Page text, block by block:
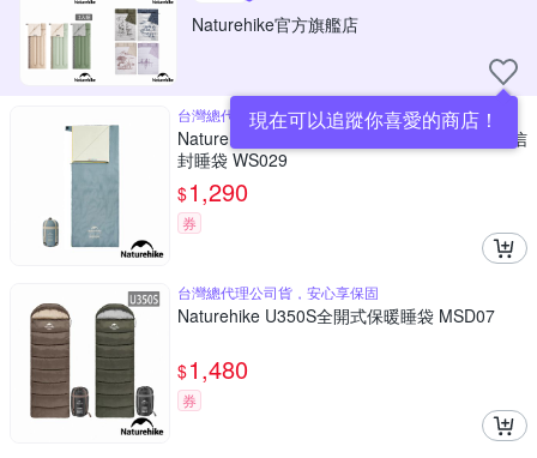
Naturehike官方旗艦店
現在可以追蹤你喜愛的商店！
台灣總代理公司貨，安心享保固
Naturehike NatureSea瀾影再生材質可拼接信
封睡袋 WS029
$1,290
券
台灣總代理公司貨，安心享保固
Naturehike U350S全開式保暖睡袋 MSD07
$1,480
券